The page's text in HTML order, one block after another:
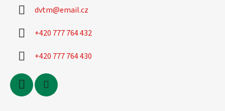
dvtm@email.cz
+420 777 764 432
+420 777 764 430